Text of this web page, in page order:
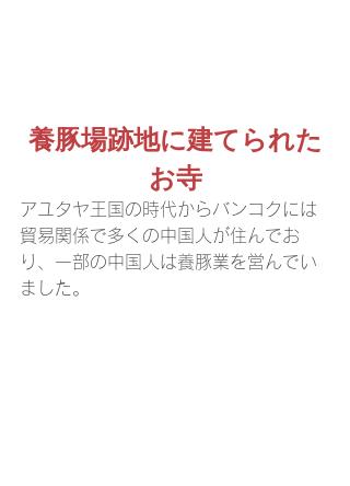
養豚場跡地に建てられた
お寺
アユタヤ王国の時代からバンコクには
貿易関係で多くの中国人が住んでお
り、一部の中国人は養豚業を営んでい
ました。